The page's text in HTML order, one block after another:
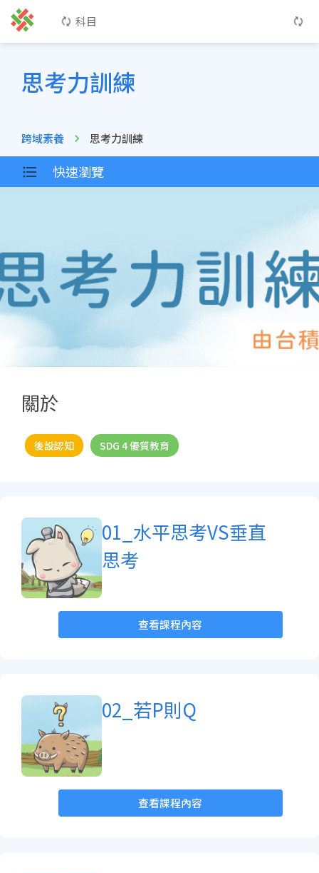
科目
思考力訓練
跨域素養 思考力訓練
快速瀏覽
關於
後設認知 SDG 4 優質教育
01_水平思考VS垂直
思考
查看課程內容
02_若P則Q
查看課程內容